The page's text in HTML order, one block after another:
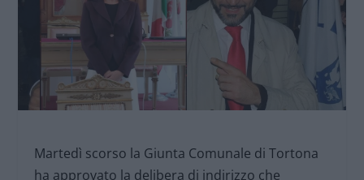
Martedì scorso la Giunta Comunale di Tortona
ha approvato la delibera di indirizzo che